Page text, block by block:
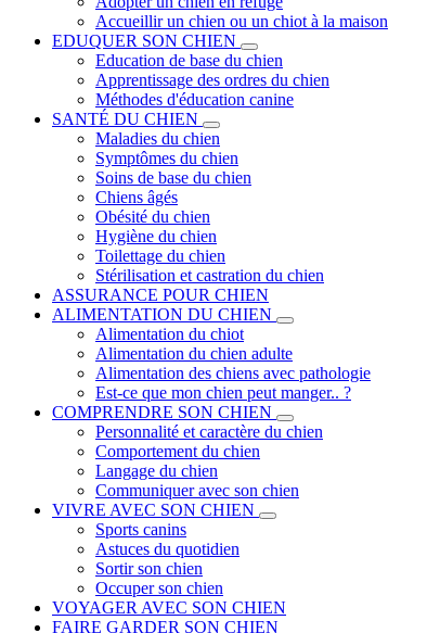
Accueillir un chien ou un chiot à la maison
EDUQUER SON CHIEN
Education de base du chien
Apprentissage des ordres du chien
Méthodes d'éducation canine
SANTÉ DU CHIEN
Maladies du chien
Symptômes du chien
Soins de base du chien
Chiens âgés
Obésité du chien
Hygiène du chien
Toilettage du chien
Stérilisation et castration du chien
ASSURANCE POUR CHIEN
ALIMENTATION DU CHIEN
Alimentation du chiot
Alimentation du chien adulte
Alimentation des chiens avec pathologie
Est-ce que mon chien peut manger.. ?
COMPRENDRE SON CHIEN
Personnalité et caractère du chien
Comportement du chien
Langage du chien
Communiquer avec son chien
VIVRE AVEC SON CHIEN
Sports canins
Astuces du quotidien
Sortir son chien
Occuper son chien
VOYAGER AVEC SON CHIEN
FAIRE GARDER SON CHIEN